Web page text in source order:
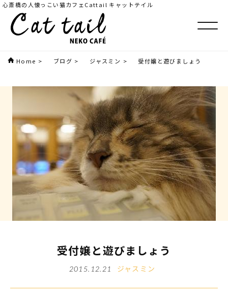
心斎橋の人懐っこい猫カフェCattail キャットテイル
Home > ブログ > ジャスミン > 受付嬢と遊びましょう
受付嬢と遊びましょう
2015.12.21 ジャスミン